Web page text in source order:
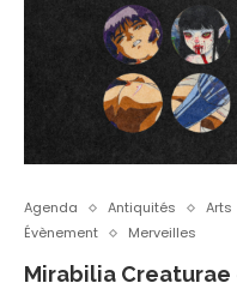
Agenda Antiquités Arts
Évènement
Merveilles
Mirabilia